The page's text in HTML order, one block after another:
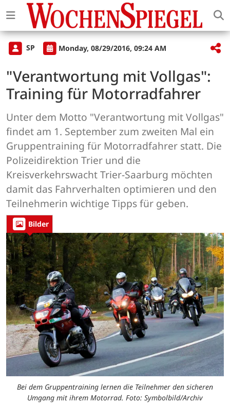
SP Monday, 08/29/2016, 09:24 AM
"Verantwortung mit Vollgas":
Training für Motorradfahrer
Unter dem Motto "Verantwortung mit Vollgas"
findet am 1. September zum zweiten Mal ein
Gruppentraining für Motorradfahrer statt. Die
Polizeidirektion Trier und die
Kreisverkehrswacht Trier-Saarburg möchten
damit das Fahrverhalten optimieren und den
Teilnehmerin wichtige Tipps für geben.
Bilder
Bei dem Gruppentraining lernen die Teilnehmer den sicheren
Umgang mit ihrem Motorrad. Foto: Symbolbild/Archiv